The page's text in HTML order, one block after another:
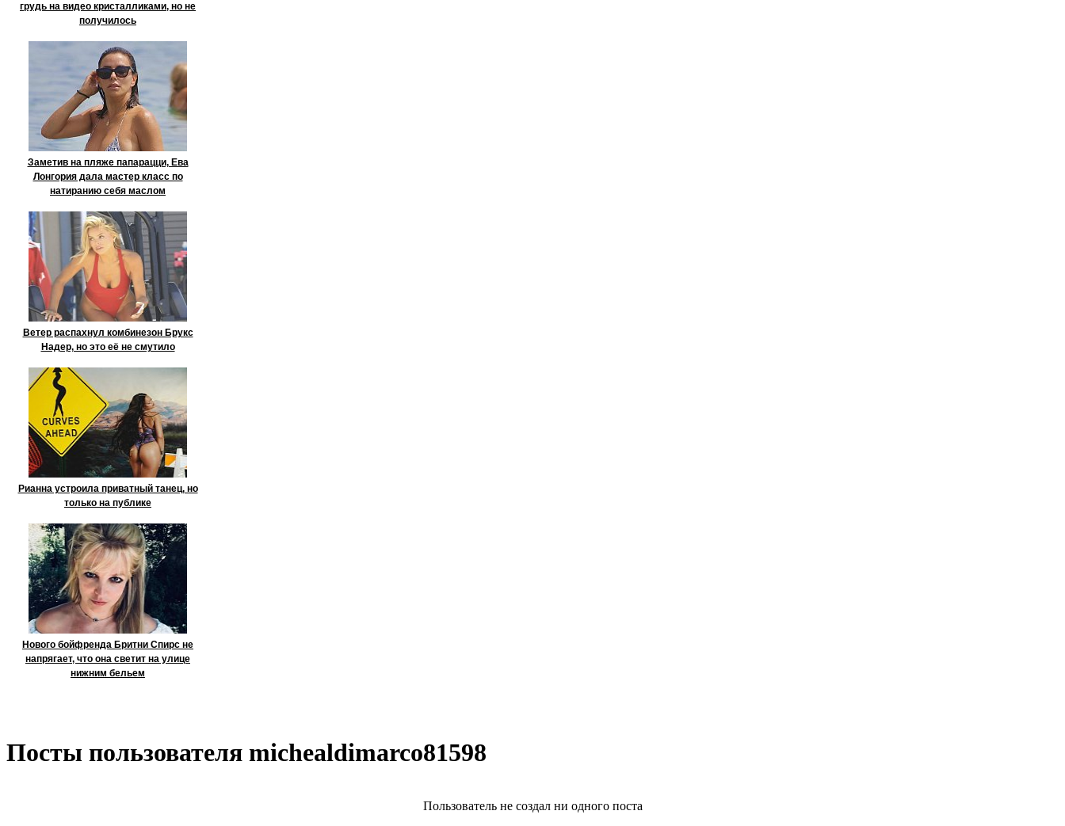
грудь на видео кристалликами, но не
получилось
Заметив на пляже папарацци, Ева
Лонгория дала мастер класс по
натиранию себя маслом
Ветер распахнул комбинезон Брукс
Надер, но это её не смутило
Рианна устроила приватный танец, но
только на публике
Нового бойфренда Бритни Спирс не
напрягает, что она светит на улице
нижним бельем
Посты пользователя michealdimarco81598
Пользователь не создал ни одного поста